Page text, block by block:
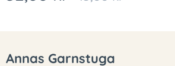
Annas Garnstuga